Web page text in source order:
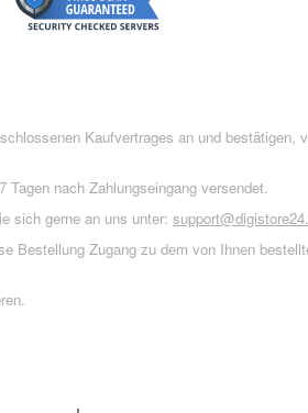
Kaufvertrages an und bestätigen,
nach Zahlungseingang versendet.
sich gerne an uns unter:
Bestellung Zugang zu dem von Ihnen